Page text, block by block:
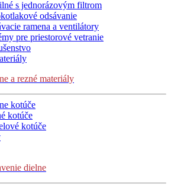
s jednorázovým filtrom
odsávanie
ramena a ventilátory
pre priestorové vetranie
a rezné materiály
kotúče
kotúče
kotúče
dielne